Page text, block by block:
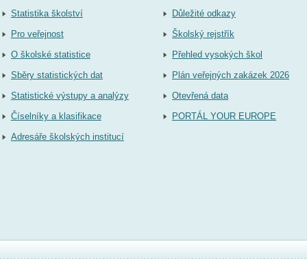
Statistika školství
Pro veřejnost
O školské statistice
Sběry statistických dat
Statistické výstupy a analýzy
Číselníky a klasifikace
Adresáře školských institucí
Důležité odkazy
Školský rejstřík
Přehled vysokých škol
Plán veřejných zakázek 2026
Otevřená data
PORTÁL YOUR EUROPE